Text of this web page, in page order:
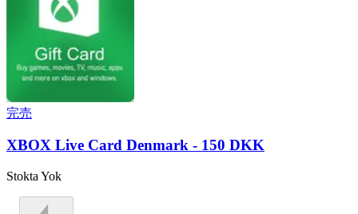
完売
XBOX Live Card Denmark - 150 DKK
Stokta Yok